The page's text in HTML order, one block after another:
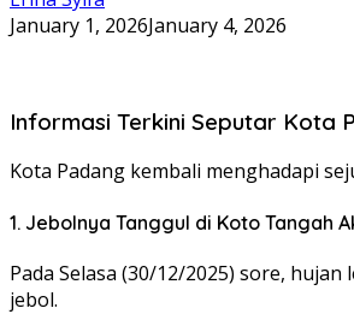
January 1, 2026January 4, 2026
Informasi Terkini Seputar Kota
Kota Padang kembali menghadapi
1. Jebolnya Tanggul di Koto Tangah
Pada Selasa (30/12/2025) sore,
jebol.